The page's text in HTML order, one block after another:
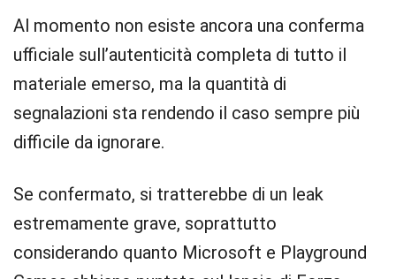
Al momento non esiste ancora una conferma
ufficiale sull’autenticità completa di tutto il
materiale emerso, ma la quantità di
segnalazioni sta rendendo il caso sempre più
difficile da ignorare.
Se confermato, si tratterebbe di un leak
estremamente grave, soprattutto
considerando quanto Microsoft e Playground